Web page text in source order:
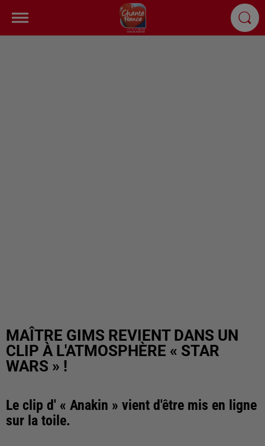
MAÎTRE GIMS REVIENT DANS UN
CLIP À L'ATMOSPHÈRE « STAR
WARS » !
Le clip d' « Anakin » vient d'être mis en ligne
sur la toile.